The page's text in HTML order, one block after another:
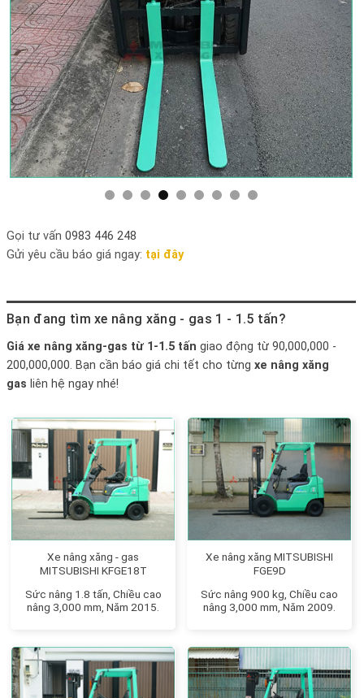
Gọi tư vấn 0983 446 248
Gửi yêu cầu báo giá ngay: tại đây
Bạn đang tìm xe nâng xăng - gas 1 - 1.5 tấn?
Giá xe nâng xăng-gas từ 1-1.5 tấn giao động từ 90,000,000 -
200,000,000. Bạn cần báo giá chi tết cho từng xe nâng xăng
gas liên hệ ngay nhé!
Xe nâng xăng - gas
MITSUBISHI KFGE18T
Sức nâng 1.8 tấn, Chiều cao
nâng 3,000 mm, Năm 2015.
Xe nâng xăng MITSUBISHI
FGE9D
Sức nâng 900 kg, Chiều cao
nâng 3,000 mm, Năm 2009.